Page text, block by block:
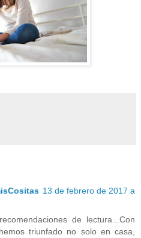
13 de febrero de 2017 a
de lectura...Con
triunfado no solo en casa,